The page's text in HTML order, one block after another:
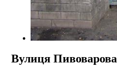
Вулиця Пивоварова